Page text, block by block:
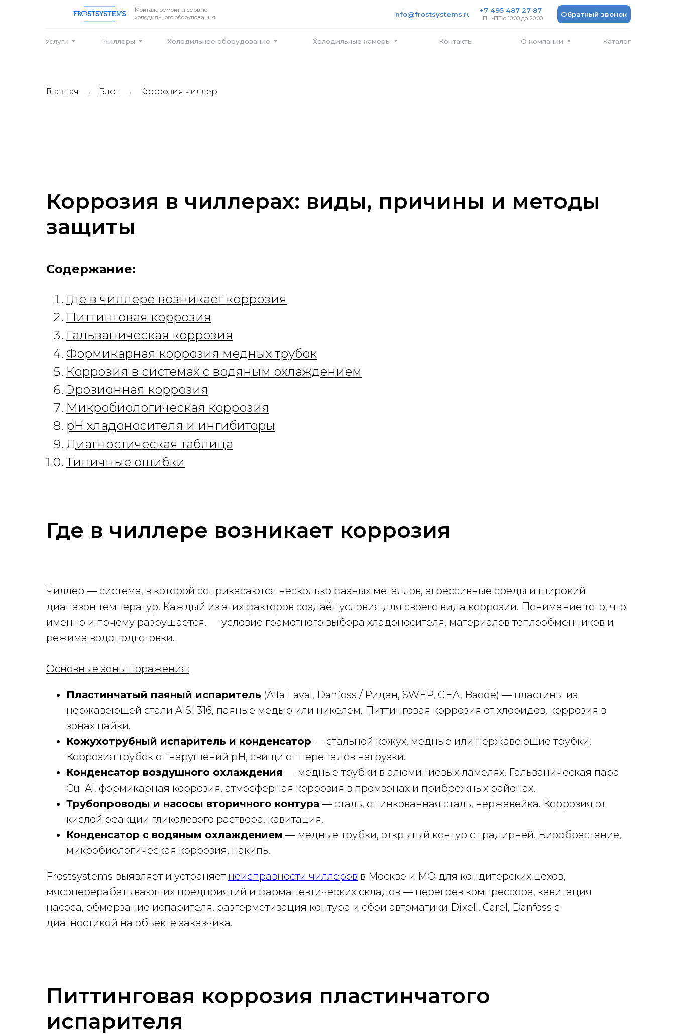
Обратный звонок
+7 495 487 27 87
info@frostsystems.ru
Монтаж, ремонт и сервис
холодильного оборудования
ПН-ПТ с 10:00 до 20:00
Главная → Блог → Коррозия чиллер
Коррозия в чиллерах: виды, причины и методы
защиты
Содержание:
Где в чиллере возникает коррозия
Питтинговая коррозия
Гальваническая коррозия
Формикарная коррозия медных трубок
Коррозия в системах с водяным охлаждением
Эрозионная коррозия
Микробиологическая коррозия
pH хладоносителя и ингибиторы
Диагностическая таблица
Типичные ошибки
Где в чиллере возникает коррозия
Чиллер — система, в которой соприкасаются несколько разных металлов, агрессивные среды и широкий
диапазон температур. Каждый из этих факторов создаёт условия для своего вида коррозии. Понимание того, что
именно и почему разрушается, — условие грамотного выбора хладоносителя, материалов теплообменников и
режима водоподготовки.
Основные зоны поражения:
Пластинчатый паяный испаритель (Alfa Laval, Danfoss / Ридан, SWEP, GEA, Baode) — пластины из
нержавеющей стали AISI 316, паяные медью или никелем. Питтинговая коррозия от хлоридов, коррозия в
зонах пайки.
Кожухотрубный испаритель и конденсатор — стальной кожух, медные или нержавеющие трубки.
Коррозия трубок от нарушений pH, свищи от перепадов нагрузки.
Конденсатор воздушного охлаждения — медные трубки в алюминиевых ламелях. Гальваническая пара
Cu–Al, формикарная коррозия, атмосферная коррозия в промзонах и прибрежных районах.
Трубопроводы и насосы вторичного контура — сталь, оцинкованная сталь, нержавейка. Коррозия от
кислой реакции гликолевого раствора, кавитация.
Конденсатор с водяным охлаждением — медные трубки, открытый контур с градирней. Биообрастание,
микробиологическая коррозия, накипь.
Frostsystems выявляет и устраняет неисправности чиллеров в Москве и МО для кондитерских цехов,
мясоперерабатывающих предприятий и фармацевтических складов — перегрев компрессора, кавитация
насоса, обмерзание испарителя, разгерметизация контура и сбои автоматики Dixell, Carel, Danfoss с
диагностикой на объекте заказчика.
Питтинговая коррозия пластинчатого
испарителя